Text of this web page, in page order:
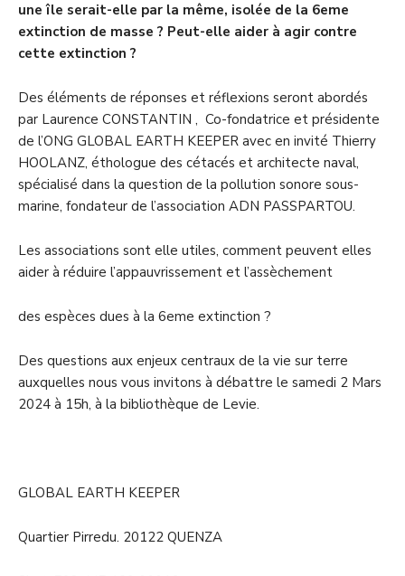
une île serait-elle par la même, isolée de la 6eme
extinction de masse ? Peut-elle aider à agir contre
cette extinction ?
Des éléments de réponses et réflexions seront abordés
par Laurence CONSTANTIN , Co-fondatrice et présidente
de l’ONG GLOBAL EARTH KEEPER avec en invité Thierry
HOOLANZ, éthologue des cétacés et architecte naval,
spécialisé dans la question de la pollution sonore sous-
marine, fondateur de l’association ADN PASSPARTOU.
Les associations sont elle utiles, comment peuvent elles
aider à réduire l’appauvrissement et l’assèchement
des espèces dues à la 6eme extinction ?
Des questions aux enjeux centraux de la vie sur terre
auxquelles nous vous invitons à débattre le samedi 2 Mars
2024 à 15h, à la bibliothèque de Levie.
GLOBAL EARTH KEEPER
Quartier Pirredu. 20122 QUENZA